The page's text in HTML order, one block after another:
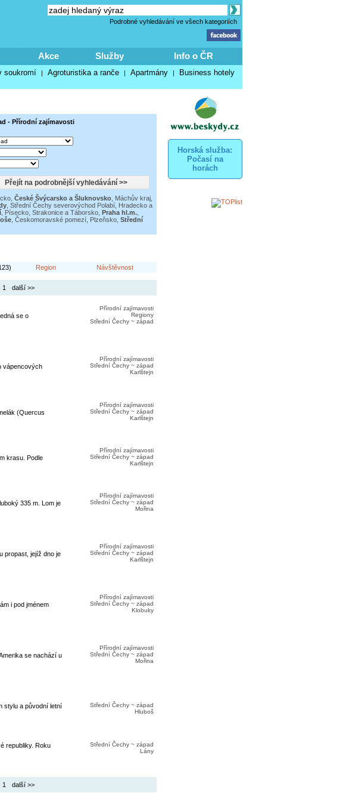
Podrobné vyhledávání ve všech kategoriích
Akce Služby Info o ČR
soukromí | Agroturistika a ranče | Apartmány | Business hotely
Horská služba:
Počasí na
horách
- Přírodní zajímavosti
, České Švýcarsko a Šluknovsko, Máchův kraj,
, Střední Čechy severovýchod Polabí, Hradecko a
, Písecko, Strakonice a Táborsko, Praha hl.m.,
, Českomoravské pomezí, Plzeňsko, Střední
Region Návštěvnost
další >>
se o
Přírodní zajímavosti
Regiony
Střední Čechy ~ západ
vápencových
Přírodní zajímavosti
Střední Čechy ~ západ
Karlštejn
(Quercus
Přírodní zajímavosti
Střední Čechy ~ západ
Karlštejn
krasu. Podle
Přírodní zajímavosti
Střední Čechy ~ západ
Karlštejn
335 m. Lom je
Přírodní zajímavosti
Střední Čechy ~ západ
Mořina
propast, jejíž dno je
Přírodní zajímavosti
Střední Čechy ~ západ
Karlštejn
i pod jménem
Přírodní zajímavosti
Střední Čechy ~ západ
Klobuky
se nachází u
Přírodní zajímavosti
Střední Čechy ~ západ
Mořina
stylu a původní letní
Střední Čechy ~ západ
Hluboš
republiky. Roku
Střední Čechy ~ západ
Lány
další >>